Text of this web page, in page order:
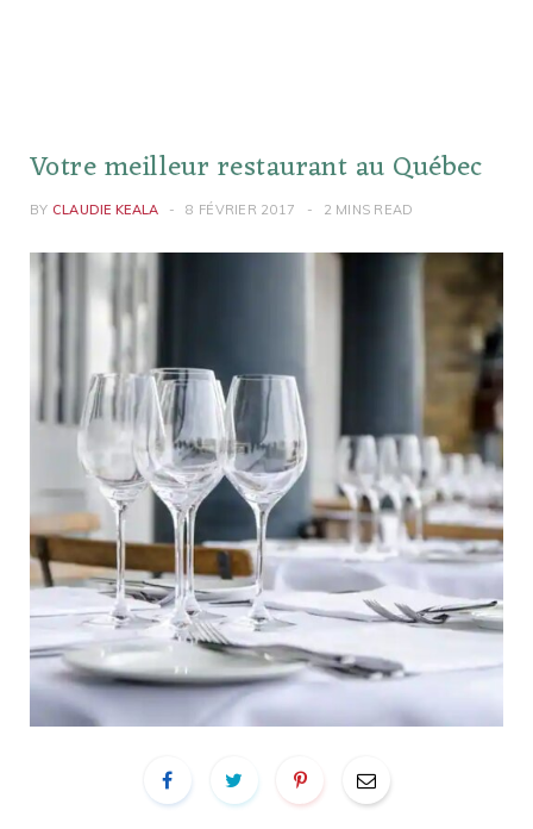
Votre meilleur restaurant au Québec
BY CLAUDIE KEALA 8 FÉVRIER 2017 2 MINS READ